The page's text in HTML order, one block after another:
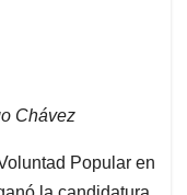
Chávez
Popular en